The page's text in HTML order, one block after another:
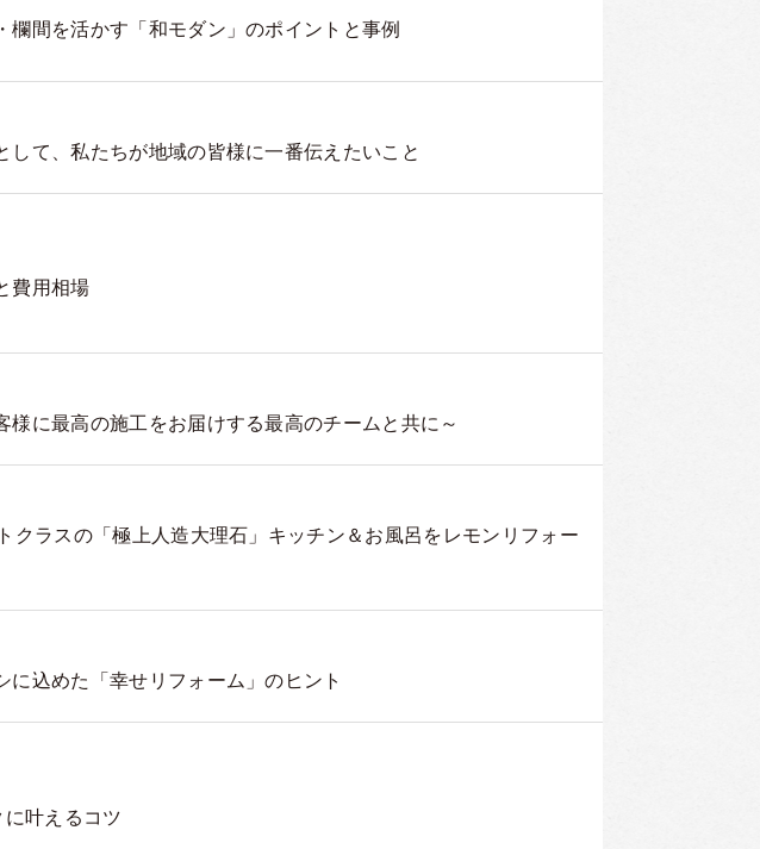
欄間を活かす「和モダン」のポイントと事例
して、私たちが地域の皆様に一番伝えたいこと
費用相場
様に最高の施工をお届けする最高のチームと共に～
クラスの「極上人造大理石」キッチン＆お風呂をレモンリフォー
込めた「幸せリフォーム」のヒント
に叶えるコツ